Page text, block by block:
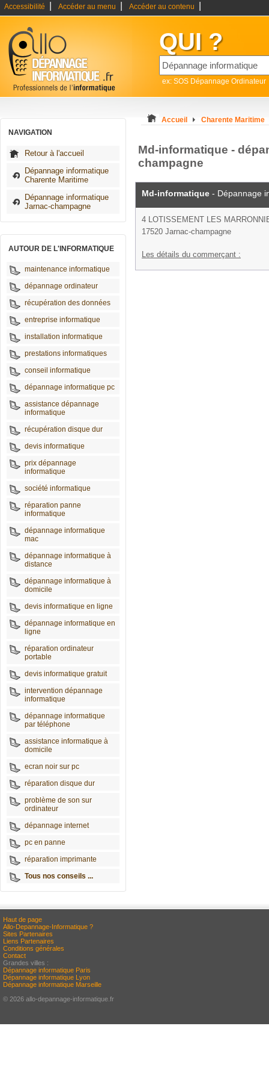
Accessibilité Accéder au menu Accéder au contenu
QUI ?
ex: SOS Dépannage Ordinateur
NAVIGATION
Retour à l'accueil
Dépannage informatique
Charente Maritime
Dépannage informatique
Jarnac-champagne
AUTOUR DE L'INFORMATIQUE
maintenance informatique
dépannage ordinateur
récupération des données
entreprise informatique
installation informatique
prestations informatiques
conseil informatique
dépannage informatique pc
assistance dépannage
informatique
récupération disque dur
devis informatique
prix dépannage
informatique
société informatique
réparation panne
informatique
dépannage informatique
mac
dépannage informatique à
distance
dépannage informatique à
domicile
devis informatique en ligne
dépannage informatique en
ligne
réparation ordinateur
portable
devis informatique gratuit
intervention dépannage
informatique
dépannage informatique
par téléphone
assistance informatique à
domicile
ecran noir sur pc
réparation disque dur
problème de son sur
ordinateur
dépannage internet
pc en panne
réparation imprimante
Tous nos conseils ...
Accueil Charente Maritime
Md-informatique -
champagne
Md-informatique - Dépannage
4 LOTISSEMENT LES
17520 Jarnac-champagne
Les détails du commerçant :
Haut de page
Allo-Depannage-Informatique ?
Sites Partenaires
Liens Partenaires
Conditions générales
Contact
Grandes villes :
Dépannage informatique Paris
Dépannage informatique Lyon
Dépannage informatique Marseille
© 2026 allo-depannage-informatique.fr